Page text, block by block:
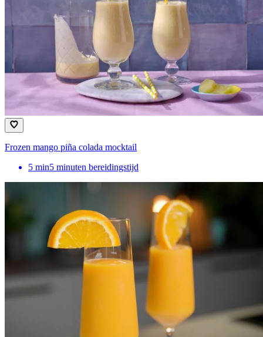
Frozen mango piña colada mocktail
5 min5 minuten bereidingstijd